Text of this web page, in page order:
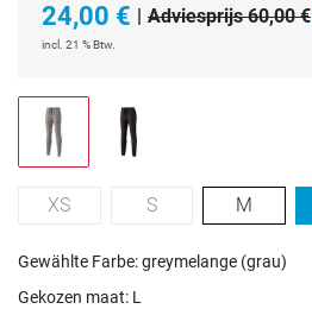
24,00 € | Adviesprijs 60,00 €
incl. 21 % Btw.
XS S M
Gewählte Farbe: greymelange (grau)
Gekozen maat: L